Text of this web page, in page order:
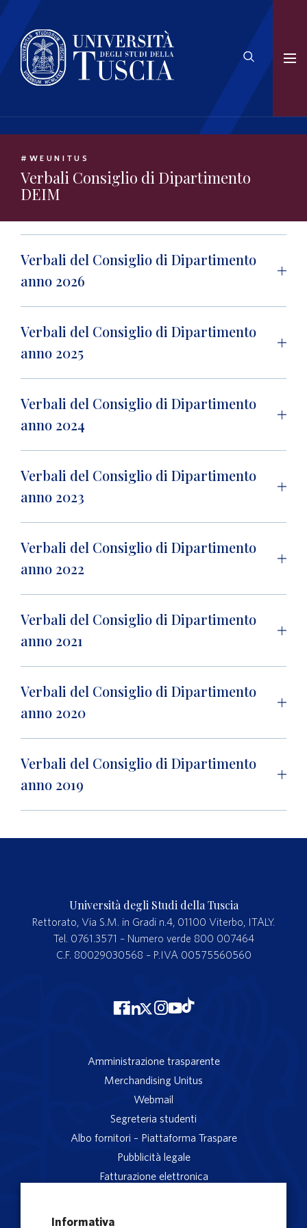
#WEUNITUS
Verbali Consiglio di Dipartimento
DEIM
Verbali del Consiglio di Dipartimento
anno 2026
Verbali del Consiglio di Dipartimento
anno 2025
Verbali del Consiglio di Dipartimento
anno 2024
Verbali del Consiglio di Dipartimento
anno 2023
Verbali del Consiglio di Dipartimento
anno 2022
Verbali del Consiglio di Dipartimento
anno 2021
Verbali del Consiglio di Dipartimento
anno 2020
Verbali del Consiglio di Dipartimento
anno 2019
Università degli Studi della Tuscia
Rettorato, Via S.M. in Gradi n.4, 01100 Viterbo, ITALY.
Tel. 0761.3571 – Numero verde 800 007464
C.F. 80029030568 – P.IVA 00575560560
Amministrazione trasparente
Merchandising Unitus
Webmail
Segreteria studenti
Albo fornitori – Piattaforma Traspare
Pubblicità legale
Fatturazione elettronica
Informativa